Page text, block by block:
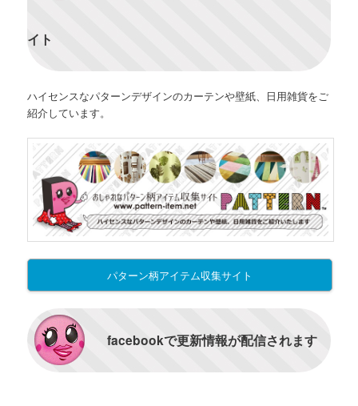
イト
ハイセンスなパターンデザインのカーテンや壁紙、日用雑貨をご
紹介しています。
パターン柄アイテム収集サイト
facebookで更新情報が配信されます